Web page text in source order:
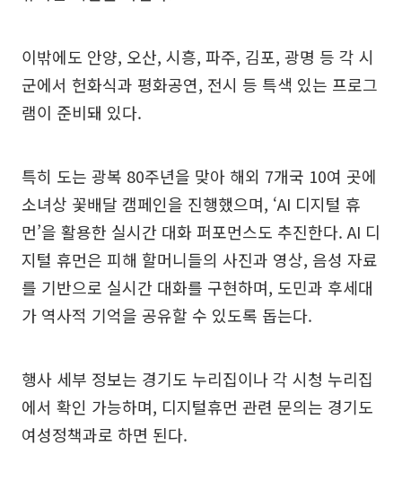
이밖에도 안양, 오산, 시흥, 파주, 김포, 광명 등 각 시
군에서 헌화식과 평화공연, 전시 등 특색 있는 프로그
램이 준비돼 있다.
특히 도는 광복 80주년을 맞아 해외 7개국 10여 곳에
소녀상 꽃배달 캠페인을 진행했으며, ‘AI 디지털 휴
먼’을 활용한 실시간 대화 퍼포먼스도 추진한다. AI 디
지털 휴먼은 피해 할머니들의 사진과 영상, 음성 자료
를 기반으로 실시간 대화를 구현하며, 도민과 후세대
가 역사적 기억을 공유할 수 있도록 돕는다.
행사 세부 정보는 경기도 누리집이나 각 시청 누리집
에서 확인 가능하며, 디지털휴먼 관련 문의는 경기도
여성정책과로 하면 된다.